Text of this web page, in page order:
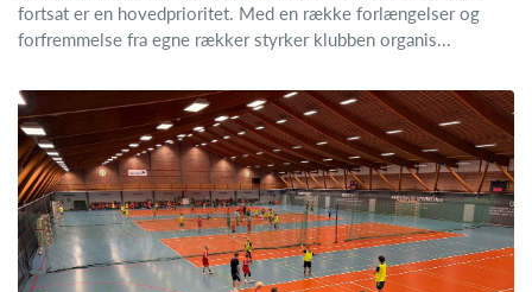
fortsat er en hovedprioritet. Med en række forlængelser og
forfremmelse fra egne rækker styrker klubben organis...